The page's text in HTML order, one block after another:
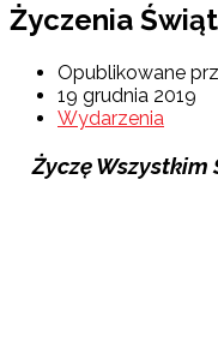
Życzenia
Opublikowane
19 grudnia 2019
Wydarzenia
Życzę